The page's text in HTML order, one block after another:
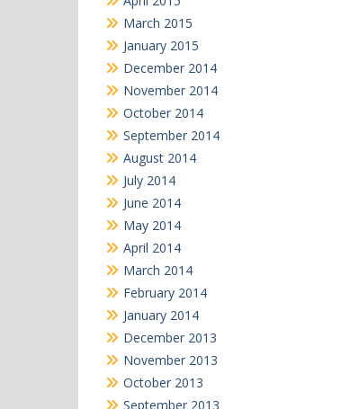
March 2015
January 2015
December 2014
November 2014
October 2014
September 2014
August 2014
July 2014
June 2014
May 2014
April 2014
March 2014
February 2014
January 2014
December 2013
November 2013
October 2013
September 2013